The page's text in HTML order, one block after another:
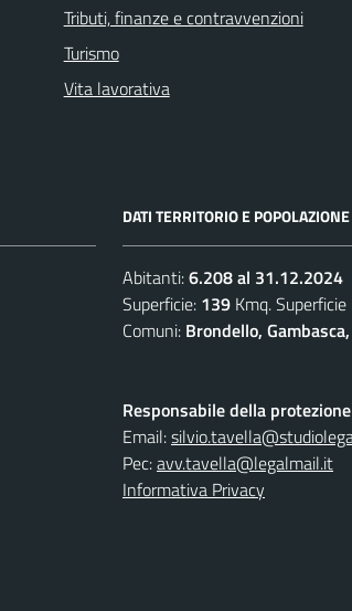
Tributi, finanze e contravvenzioni
Turismo
Vita lavorativa
DATI TERRITORIO E POPOLAZIONE
Abitanti:6.208 al 31.12.2024
Superficie: 139 Kmq.
Comuni: Brondello,
Responsabile della
Email:
Pec:avv.tavella@legalmail.it
Informativa Privacy